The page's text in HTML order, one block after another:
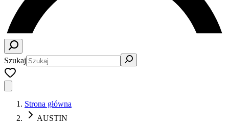
Szukaj
Strona główna
AUSTIN